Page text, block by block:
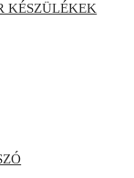
KÉSZÜLÉKEK